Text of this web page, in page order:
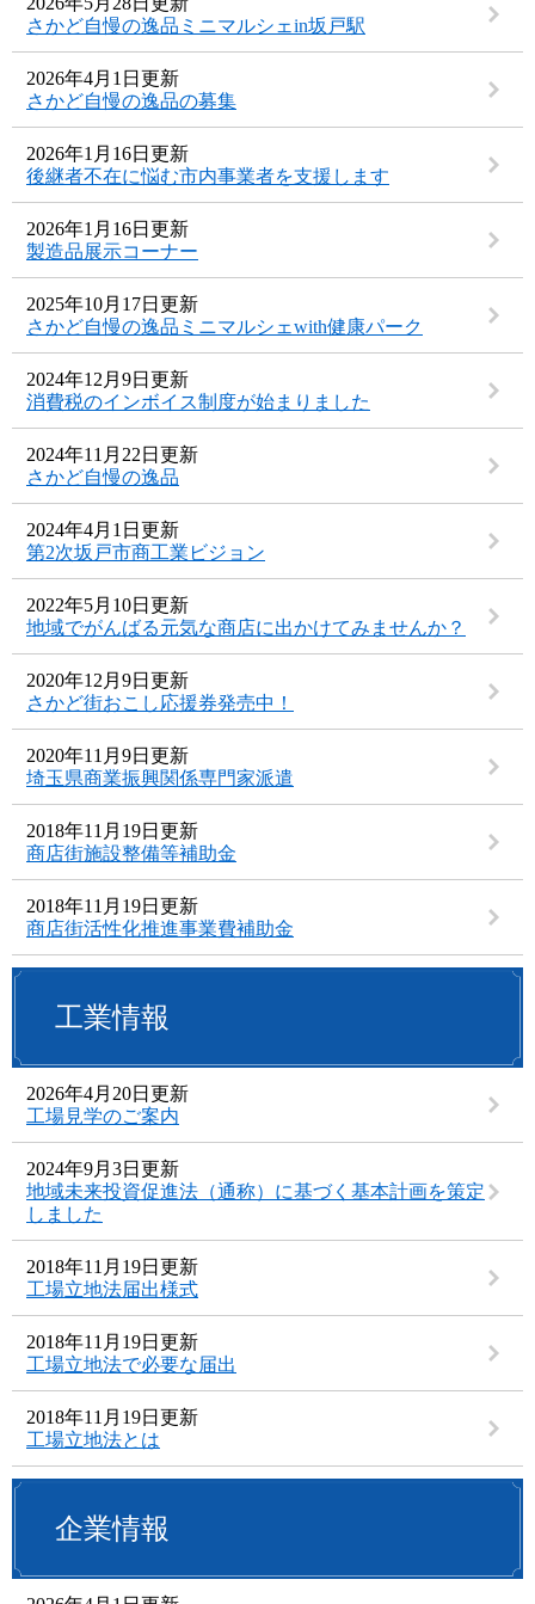
さかど自慢の逸品ミニマルシェin坂戸駅
2026年4月1日更新
さかど自慢の逸品の募集
2026年1月16日更新
後継者不在に悩む市内事業者を支援します
2026年1月16日更新
製造品展示コーナー
2025年10月17日更新
さかど自慢の逸品ミニマルシェwith健康パーク
2024年12月9日更新
消費税のインボイス制度が始まりました
2024年11月22日更新
さかど自慢の逸品
2024年4月1日更新
第2次坂戸市商工業ビジョン
2022年5月10日更新
地域でがんばる元気な商店に出かけてみませんか？
2020年12月9日更新
さかど街おこし応援券発売中！
2020年11月9日更新
埼玉県商業振興関係専門家派遣
2018年11月19日更新
商店街施設整備等補助金
2018年11月19日更新
商店街活性化推進事業費補助金
工業情報
2026年4月20日更新
工場見学のご案内
2024年9月3日更新
地域未来投資促進法（通称）に基づく基本計画を策定
しました
2018年11月19日更新
工場立地法届出様式
2018年11月19日更新
工場立地法で必要な届出
2018年11月19日更新
工場立地法とは
企業情報